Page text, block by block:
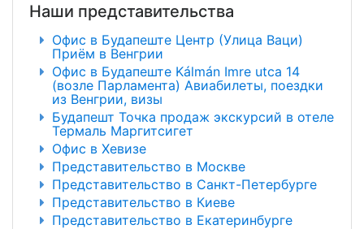
Наши представительства
Офис в Будапеште Центр (Улица Ваци)
Приём в Венгрии
Офис в Будапеште Kálmán Imre utca 14
(возле Парламента) Авиабилеты, поездки
из Венгрии, визы
Будапешт Точка продаж экскурсий в отеле
Термаль Маргитсигет
Офис в Хевизе
Представительство в Москве
Представительство в Санкт-Петербурге
Представительство в Киеве
Представительство в Екатеринбурге